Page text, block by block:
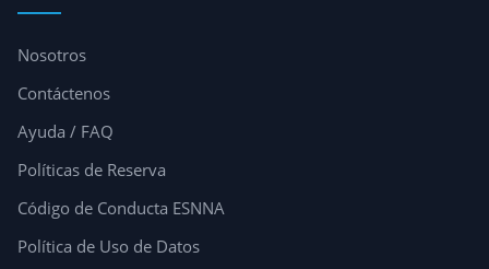
Nosotros
Contáctenos
Ayuda / FAQ
Políticas de Reserva
Código de Conducta ESNNA
Política de Uso de Datos